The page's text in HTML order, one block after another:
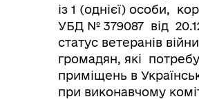
із 1 (однієї) особи,
УБД № 379087 від
статус ветеранів
громадян, які
приміщень в
при виконавчому